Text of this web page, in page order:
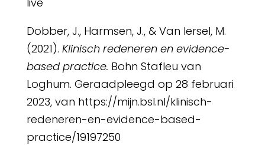
Dobber, J., Harmsen, J., & Van Iersel, M.
(2021). Klinisch redeneren en evidence-
based practice. Bohn Stafleu van
Loghum. Geraadpleegd op 28 februari
2023, van https://mijn.bsl.nl/klinisch-
redeneren-en-evidence-based-
practice/19197250